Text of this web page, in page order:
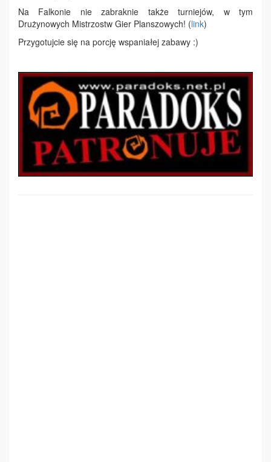
Na Falkonie nie zabraknie także turniejów, w tym
Drużynowych Mistrzostw Gier Planszowych! (link)
Przygotujcie się na porcję wspaniałej zabawy :)